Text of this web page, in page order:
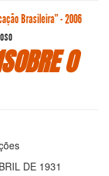
Brasileira” - 2006
O
DE 1931